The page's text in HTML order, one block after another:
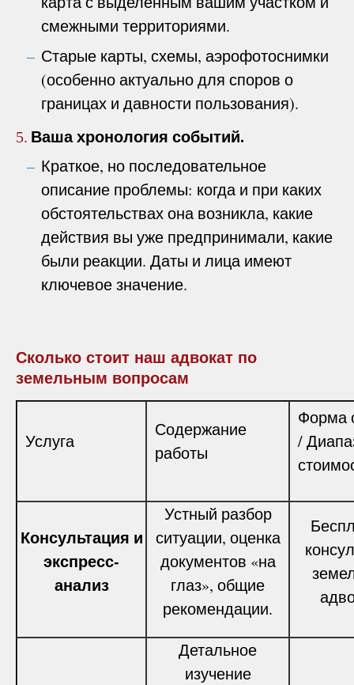
смежными территориями.
Старые карты, схемы, аэрофотоснимки
(особенно актуально для споров о
границах и давности пользования).
5. Ваша хронология событий.
Краткое, но последовательное
описание проблемы: когда и при каких
обстоятельствах она возникла, какие
действия вы уже предпринимали, какие
были реакции. Даты и лица имеют
ключевое значение.
Сколько стоит наш адвокат по
земельным вопросам
Услуга
Содержание
работы
Форма
/
Консультация и
экспресс-
анализ
Устный разбор
ситуации, оценка
документов «на
глаз», общие
рекомендации.
Детальное
изучение